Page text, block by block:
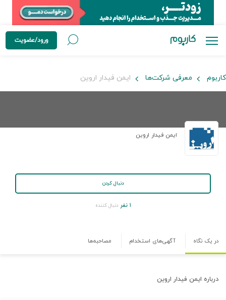
ورود/عضویت
کاربوم معرفی شرکت‌ها ایمن فیدار اروین
ایمن فیدار اروین
دنبال کردن
۱ نفر دنبال کننده
در یک نگاه آگهی‌های استخدام مصاحبه‌ها
درباره ایمن فیدار اروین